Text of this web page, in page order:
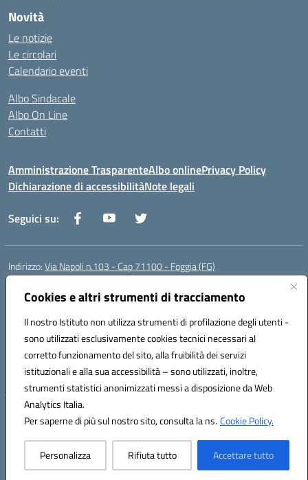
Cookies e altri strumenti di tracciamento
Il nostro Istituto non utilizza strumenti di profilazione degli utenti -
sono utilizzati esclusivamente cookies tecnici necessari al
corretto funzionamento del sito, alla fruibilità dei servizi
istituzionali e alla sua accessibilità – sono utilizzati, inoltre,
strumenti statistici anonimizzati messi a disposizione da Web
Analytics Italia.
Per saperne di più sul nostro sito, consulta la ns.Cookie Policy.
Personalizza Rifiuta tutto Accettare tutto
Novità
Le notizie
Le circolari
Calendario eventi
Albo Sindacale
Albo On Line
Contatti
Amministrazione TrasparenteAlbo onlinePrivacy Policy
Dichiarazione di accessibilitàNote legali
Seguici su:
Indirizzo:Via Napoli n.103 - Cap 71100 - Foggia (FG)
Centralino:
Posta elettronica certificata (PEC):fgis00800v@pec.istruzione.it
Codice fiscale: 80003280718
Codice meccanografico:FGIS00800V
Codice Indice delle Pubbliche Amministrazioni (IPA): istsc_fgis00800v
Codice unico di fatturazione (CUF): SOLVP8
Hosting & Powered by 3D Solution S.r.l.
Concept & Design by Designers Italia